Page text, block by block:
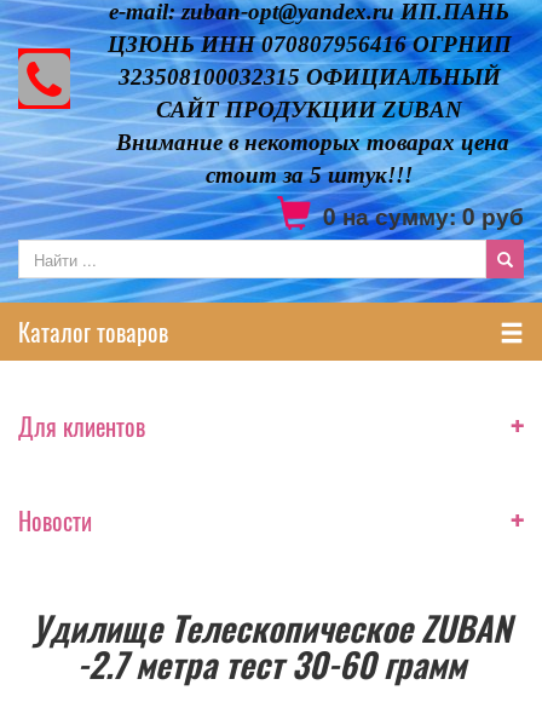
e-mail: zuban-opt@yandex.ru ИП.ПАНЬ
ЦЗЮНЬ ИНН 070807956416 ОГРНИП
323508100032315 ОФИЦИАЛЬНЫЙ
САЙТ ПРОДУКЦИИ ZUBAN
Внимание в некоторых товарах цена
стоит за 5 штук!!!
0на сумму:0руб
Каталог товаров
Для клиентов +
Новости +
Удилище Телескопическое ZUBAN
-2.7 метра тест 30-60 грамм